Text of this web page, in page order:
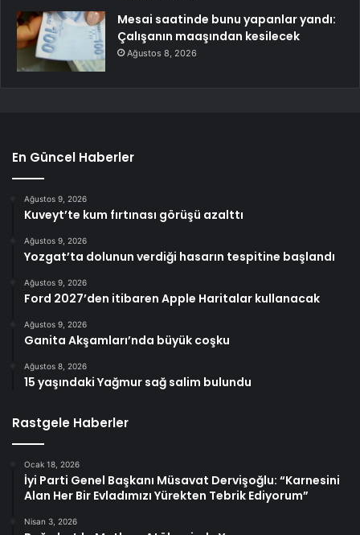
Mesai saatinde bunu yapanlar yandı:
Çalışanın maaşından kesilecek
Ağustos 8, 2026
En Güncel Haberler
Ağustos 9, 2026
Kuveyt’te kum fırtınası görüşü azalttı
Ağustos 9, 2026
Yozgat’ta dolunun verdiği hasarın tespitine başlandı
Ağustos 9, 2026
Ford 2027’den itibaren Apple Haritalar kullanacak
Ağustos 9, 2026
Ganita Akşamları’nda büyük coşku
Ağustos 8, 2026
15 yaşındaki Yağmur sağ salim bulundu
Rastgele Haberler
Ocak 18, 2026
İyi Parti Genel Başkanı Müsavat Dervişoğlu: “Karnesini
Alan Her Bir Evladımızı Yürekten Tebrik Ediyorum”
Nisan 3, 2026